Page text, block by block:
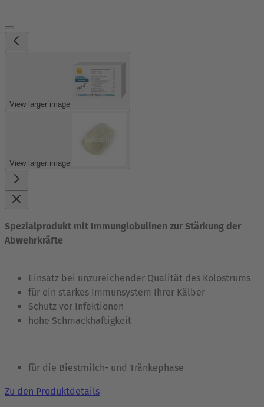
View larger image
View larger image
Spezialprodukt mit Immunglobulinen zur Stärkung der
Abwehrkräfte
Einsatz bei unzureichender Qualität des Kolostrums
für ein starkes Immunsystem Ihrer Kälber
Schutz vor Infektionen
hohe Schmackhaftigkeit
für die Biestmilch- und Tränkephase
Zu den Produktdetails